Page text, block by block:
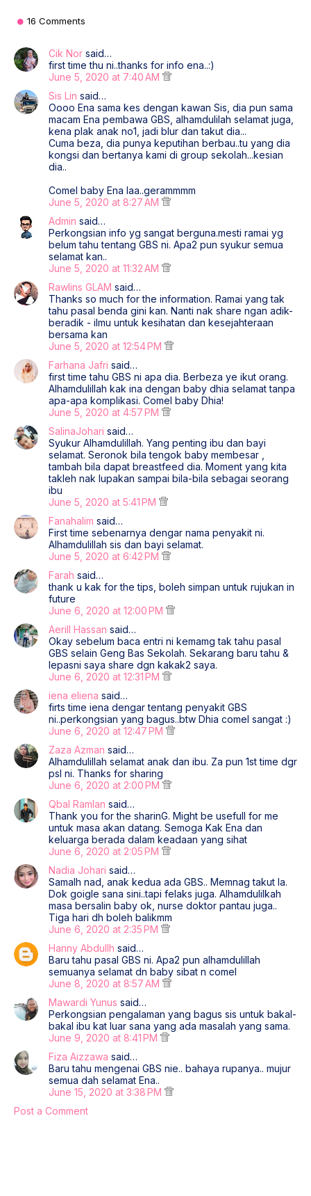
16 Comments
Cik Nor said…
first time thu ni..thanks for info ena..:)
June 5, 2020 at 7:40 AM
Sis Lin said…
Oooo Ena sama kes dengan kawan Sis, dia pun sama
macam Ena pembawa GBS, alhamdulilah selamat juga,
kena plak anak no1, jadi blur dan takut dia...
Cuma beza, dia punya keputihan berbau..tu yang dia
kongsi dan bertanya kami di group sekolah...kesian
dia..
Comel baby Ena laa..gerammmm
June 5, 2020 at 8:27 AM
Admin said…
Perkongsian info yg sangat berguna.mesti ramai yg
belum tahu tentang GBS ni. Apa2 pun syukur semua
selamat kan..
June 5, 2020 at 11:32 AM
Rawlins GLAM said…
Thanks so much for the information. Ramai yang tak
tahu pasal benda gini kan. Nanti nak share ngan adik-
beradik - ilmu untuk kesihatan dan kesejahteraan
bersama kan
June 5, 2020 at 12:54 PM
Farhana Jafri said…
first time tahu GBS ni apa dia. Berbeza ye ikut orang.
Alhamdulillah kak ina dengan baby dhia selamat tanpa
apa-apa komplikasi. Comel baby Dhia!
June 5, 2020 at 4:57 PM
SalinaJohari said…
Syukur Alhamdulillah. Yang penting ibu dan bayi
selamat. Seronok bila tengok baby membesar ,
tambah bila dapat breastfeed dia. Moment yang kita
takleh nak lupakan sampai bila-bila sebagai seorang
ibu
June 5, 2020 at 5:41 PM
Fanahalim said…
First time sebenarnya dengar nama penyakit ni.
Alhamdulillah sis dan bayi selamat.
June 5, 2020 at 6:42 PM
Farah said…
thank u kak for the tips, boleh simpan untuk rujukan in
future
June 6, 2020 at 12:00 PM
Aerill Hassan said…
Okay sebelum baca entri ni kemamg tak tahu pasal
GBS selain Geng Bas Sekolah. Sekarang baru tahu &
lepasni saya share dgn kakak2 saya.
June 6, 2020 at 12:31 PM
iena eliena said…
firts time iena dengar tentang penyakit GBS
ni..perkongsian yang bagus..btw Dhia comel sangat :)
June 6, 2020 at 12:47 PM
Zaza Azman said…
Alhamdulillah selamat anak dan ibu. Za pun 1st time dgr
psl ni. Thanks for sharing
June 6, 2020 at 2:00 PM
Qbal Ramlan said…
Thank you for the sharinG. Might be usefull for me
untuk masa akan datang. Semoga Kak Ena dan
keluarga berada dalam keadaan yang sihat
June 6, 2020 at 2:05 PM
Nadia Johari said…
Samalh nad, anak kedua ada GBS.. Memnag takut la.
Dok goigle sana sini..tapi felaks juga. Alhamdulilkah
masa bersalin baby ok, nurse doktor pantau juga..
Tiga hari dh boleh balikmm
June 6, 2020 at 2:35 PM
Hanny Abdullh said…
Baru tahu pasal GBS ni. Apa2 pun alhamdulillah
semuanya selamat dn baby sibat n comel
June 8, 2020 at 8:57 AM
Mawardi Yunus said…
Perkongsian pengalaman yang bagus sis untuk bakal-
bakal ibu kat luar sana yang ada masalah yang sama.
June 9, 2020 at 8:41 PM
Fiza Aizzawa said…
Baru tahu mengenai GBS nie.. bahaya rupanya.. mujur
semua dah selamat Ena..
June 15, 2020 at 3:38 PM
Post a Comment